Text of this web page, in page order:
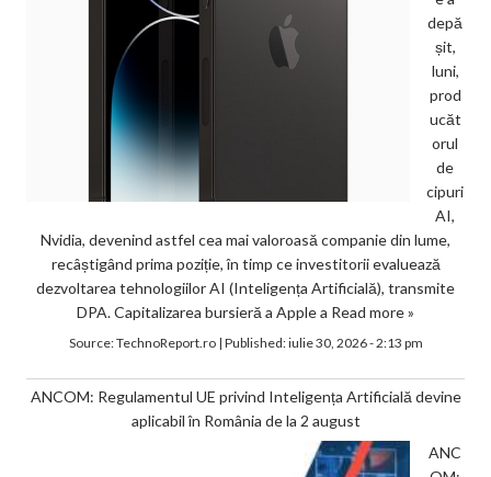
depă
șit,
luni,
prod
ucăt
orul
de
cipuri
AI,
Nvidia, devenind astfel cea mai valoroasă companie din lume,
recâștigând prima poziție, în timp ce investitorii evaluează
dezvoltarea tehnologiilor AI (Inteligența Artificială), transmite
DPA. Capitalizarea bursieră a Apple a Read more »
Source:TechnoReport.ro| Published:iulie 30, 2026 - 2:13 pm
ANCOM: Regulamentul UE privind Inteligența Artificială devine
aplicabil în România de la 2 august
ANC